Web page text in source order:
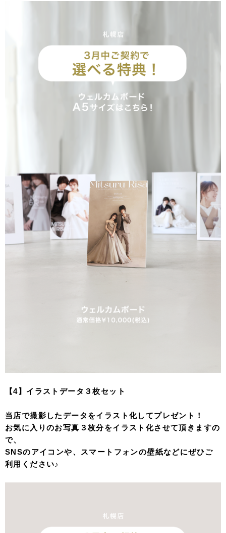
【4】イラストデータ３枚セット
当店で撮影したデータをイラスト化してプレゼント！
お気に入りのお写真３枚分をイラスト化させて頂きますの
で、
SNSのアイコンや、スマートフォンの壁紙などにぜひご
利用ください♪